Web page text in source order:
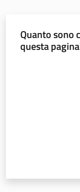
Quanto sono
questa